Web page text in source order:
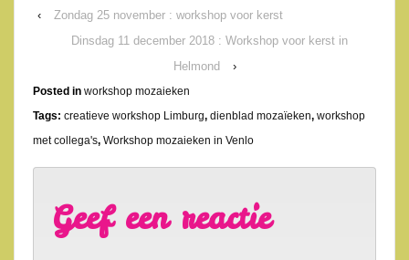
‹
Zondag 25 november : workshop voor kerst
Dinsdag 11 december 2018 : Workshop voor kerst in
Helmond
›
Posted in workshop mozaieken
Tags: creatieve workshop Limburg, dienblad mozaïeken, workshop
met collega's, Workshop mozaieken in Venlo
Geef een reactie